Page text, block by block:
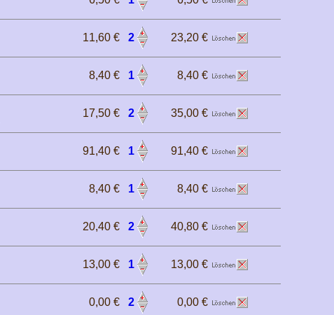
11,60 € 2 23,20 €
8,40 € 1 8,40 €
17,50 € 2 35,00 €
91,40 € 1 91,40 €
8,40 € 1 8,40 €
20,40 € 2 40,80 €
13,00 € 1 13,00 €
0,00 € 2 0,00 €